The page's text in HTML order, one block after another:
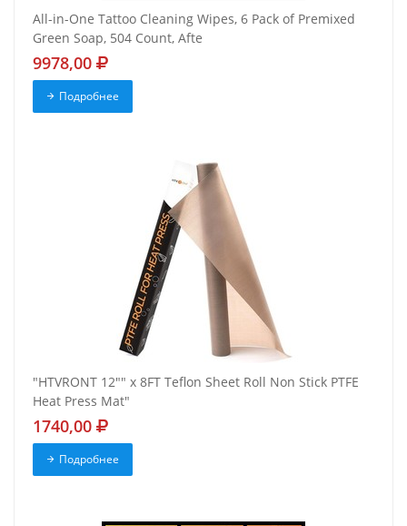
All-in-One Tattoo Cleaning Wipes, 6 Pack of Premixed
Green Soap, 504 Count, Afte
9978,00
Подробнее
"HTVRONT 12"" x 8FT Teflon Sheet Roll Non Stick PTFE
Heat Press Mat"
1740,00
Подробнее